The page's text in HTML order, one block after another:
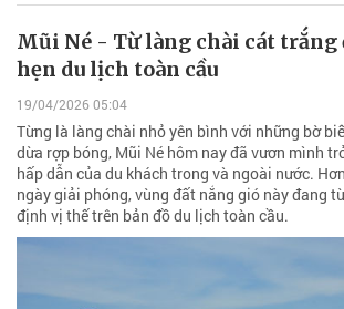
Mũi Né - Từ làng chài cát trắng
hẹn du lịch toàn cầu
19/04/2026 05:04
Từng là làng chài nhỏ yên bình với những bờ
dừa rợp bóng, Mũi Né hôm nay đã vươn mình
hấp dẫn của du khách trong và ngoài nước.
ngày giải phóng, vùng đất nắng gió này đang
định vị thế trên bản đồ du lịch toàn cầu.